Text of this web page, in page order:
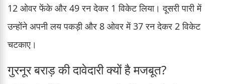
12 ओवर फेंके और 49 रन देकर 1 विकेट लिया। दूसरी पारी में
उन्होंने अपनी लय पकड़ी और 8 ओवर में 37 रन देकर 2 विकेट
चटकाए।
गुरनूर बराड़ की दावेदारी क्यों है मजबूत?